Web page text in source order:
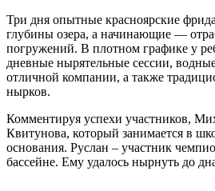
Три дня опытные красноярские
глубины озера, а начинающие —
погружений. В плотном графике у
дневные нырятельные сессии,
отличной компании, а также
нырков.
Комментируя успехи участников,
Квитунова, который занимается в
основания. Руслан – участник
бассейне. Ему удалось нырнуть до